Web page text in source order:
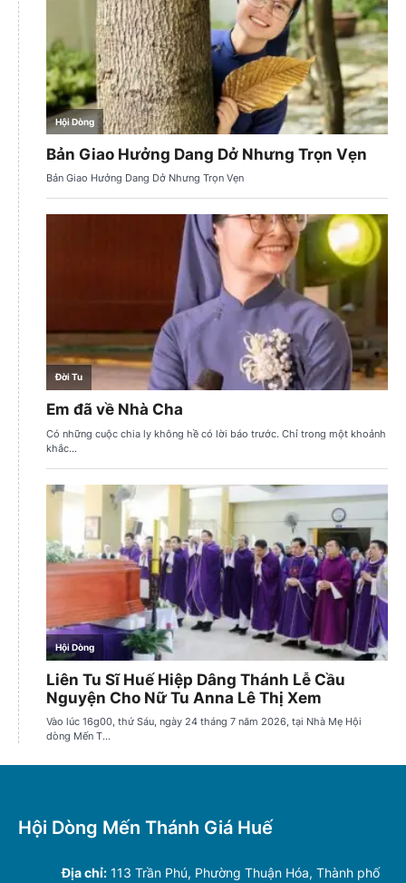
Hội Dòng Mến Thánh Giá Huế
Địa chỉ: 113 Trần Phú, Phường Thuận Hóa, Thành phố